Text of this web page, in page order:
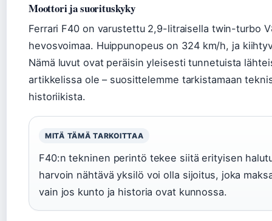
Moottori ja suorituskyky
Ferrari F40 on varustettu 2,9-litraisella twin-turbo
hevosvoimaa. Huippunopeus on 324 km/h, ja
Nämä luvut ovat peräisin yleisesti tunnetuista
artikkelissa ole – suosittelemme tarkistamaan
historiikista.
MITÄ TÄMÄ TARKOITTAA
F40:n tekninen perintö tekee siitä erityisen
harvoin nähtävä yksilö voi olla sijoitus, joka
vain jos kunto ja historia ovat kunnossa.